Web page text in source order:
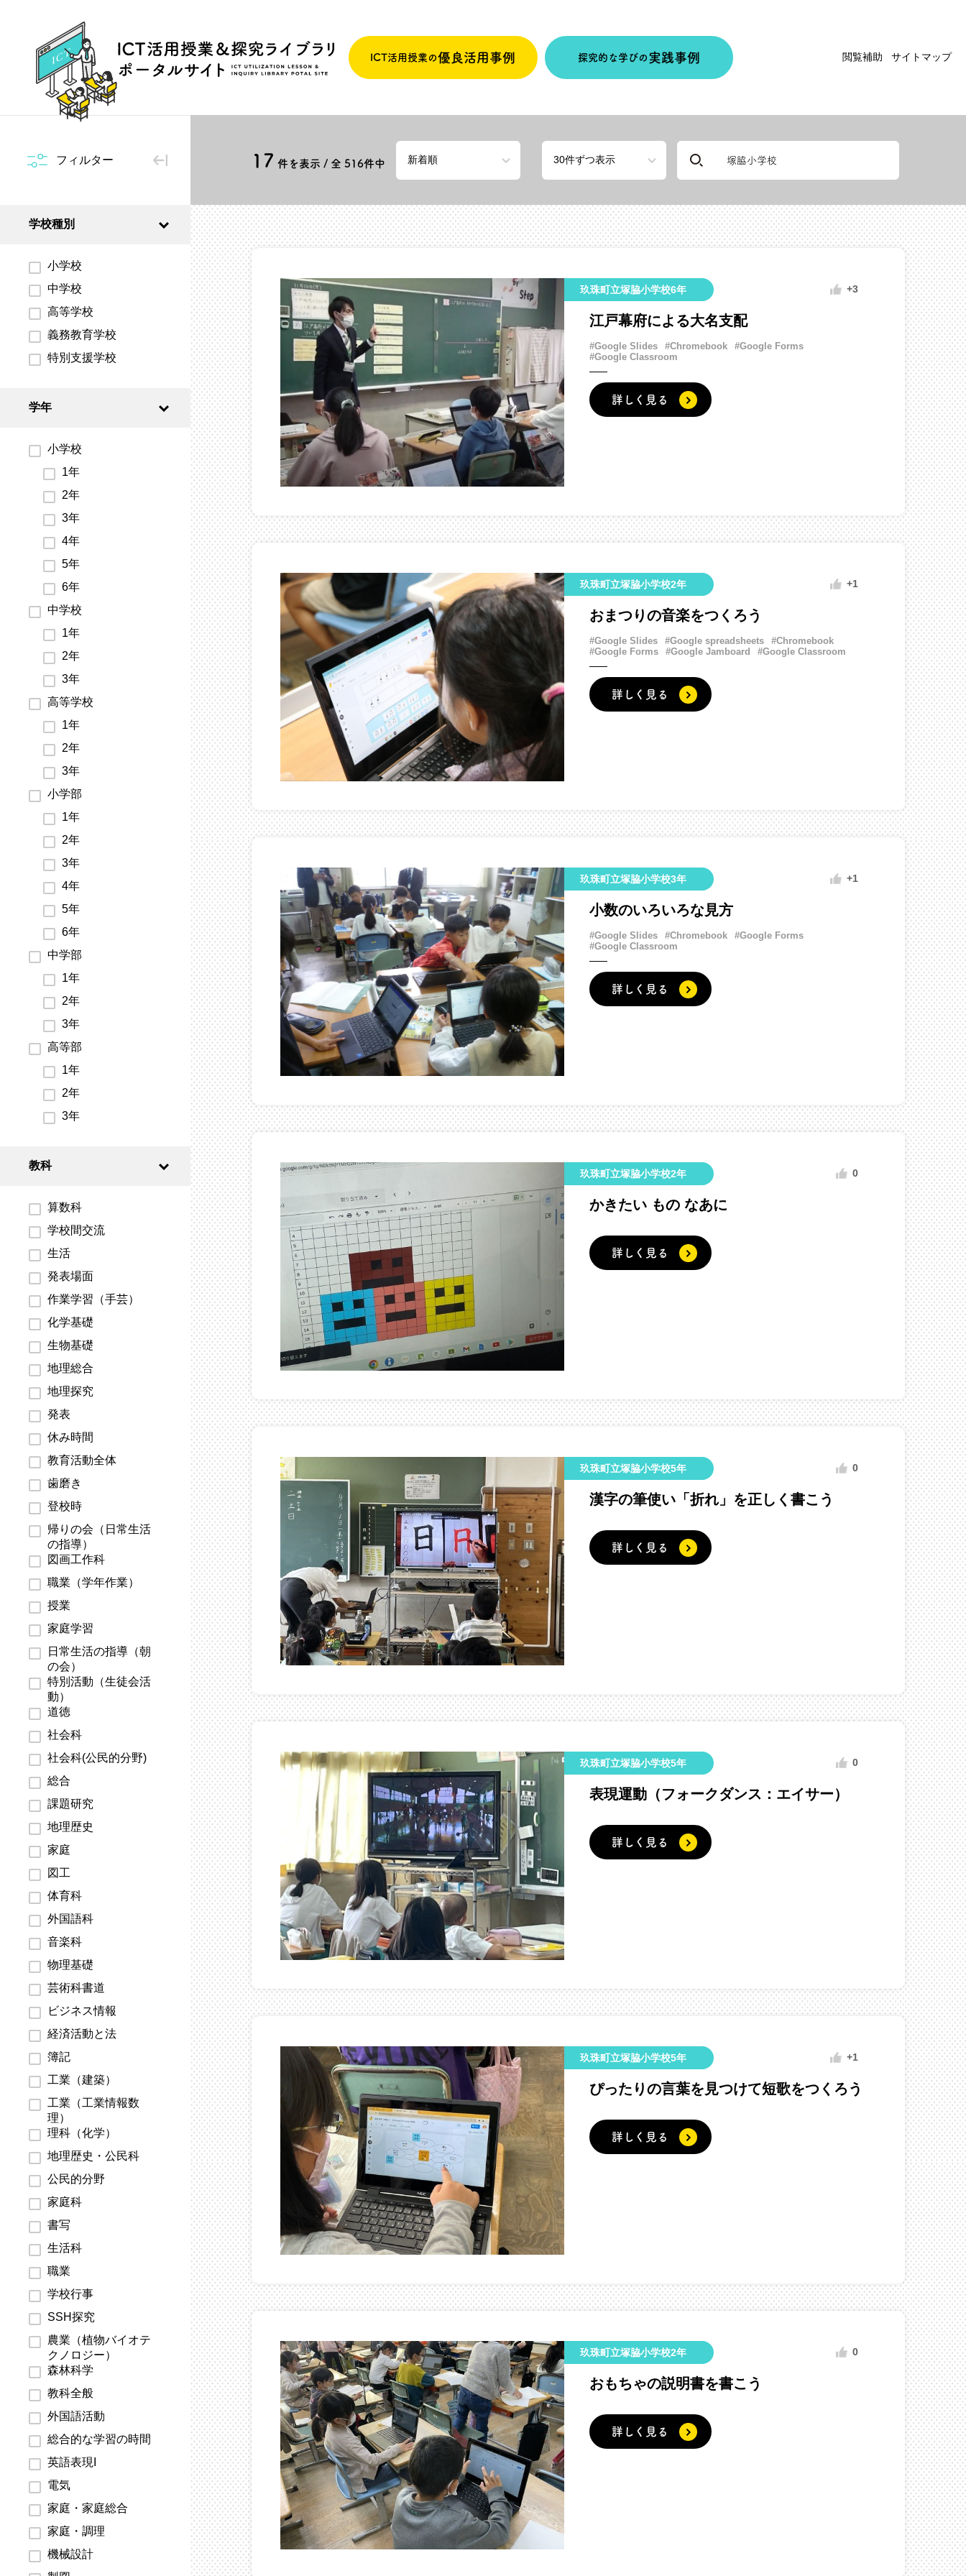
ICT活用授業の優良活用事例 探究的な学びの 実践事例 閲覧補助 サイトマップ
フィルター 17 件を表示 / 全 516件中
学校種別
小学校
中学校
高等学校
義務教育学校
特別支援学校
学年
小学校
1年
2年
3年
4年
5年
6年
中学校
1年
2年
3年
高等学校
1年
2年
3年
小学部
1年
2年
3年
4年
5年
6年
中学部
1年
2年
3年
高等部
1年
2年
3年
教科
算数科
学校間交流
生活
発表場面
作業学習（手芸）
化学基礎
生物基礎
地理総合
地理探究
発表
休み時間
教育活動全体
歯磨き
登校時
帰りの会（日常生活
の指導）
図画工作科
職業（学年作業）
授業
家庭学習
日常生活の指導（朝
の会）
特別活動（生徒会活
動）
道徳
社会科
社会科(公民的分野)
総合
課題研究
地理歴史
家庭
図工
体育科
外国語科
音楽科
物理基礎
芸術科書道
ビジネス情報
経済活動と法
簿記
工業（建築）
工業（工業情報数
理）
理科（化学）
地理歴史・公民科
公民的分野
家庭科
書写
生活科
職業
学校行事
SSH探究
農業（植物バイオテ
クノロジー）
森林科学
教科全般
外国語活動
総合的な学習の時間
英語表現I
電気
家庭・家庭総合
家庭・調理
機械設計
玖珠町立塚脇小学校6年 +3
江戸幕府による大名支配
#Google Slides #Chromebook
#Google Forms
#Google Classroom
詳しく見る
玖珠町立塚脇小学校2年 +1
おまつりの音楽をつくろう
#Google Slides #Google spreadsheets
#Chromebook
#Google Forms
#Google Jamboard #Google Classroom
詳しく見る
玖珠町立塚脇小学校3年 +1
小数のいろいろな見方
#Google Slides #Chromebook
#Google Forms
#Google Classroom
詳しく見る
玖珠町立塚脇小学校2年 0
かきたい もの なあに
詳しく見る
玖珠町立塚脇小学校5年 0
漢字の筆使い「折れ」を正しく書こう
詳しく見る
玖珠町立塚脇小学校5年 0
表現運動（フォークダンス：エイサー）
詳しく見る
玖珠町立塚脇小学校5年 +1
ぴったりの言葉を見つけて短歌をつくろう
詳しく見る
玖珠町立塚脇小学校2年 0
おもちゃの説明書を書こう
詳しく見る